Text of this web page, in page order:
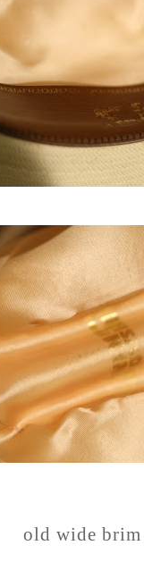
old wide brim